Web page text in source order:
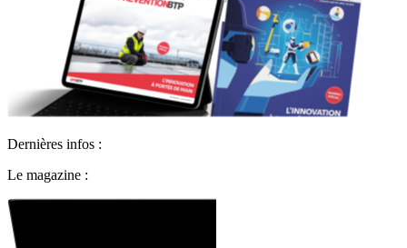
Dernières infos :
Le magazine :